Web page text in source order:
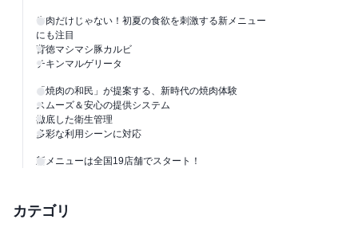
牛肉だけじゃない！初夏の食欲を刺激する新メニュー
にも注目
背徳マシマシ豚カルビ
チキンマルゲリータ
「焼肉の和民」が提案する、新時代の焼肉体験
スムーズ＆安心の提供システム
徹底した衛生管理
多彩な利用シーンに対応
新メニューは全国19店舗でスタート！
カテゴリ